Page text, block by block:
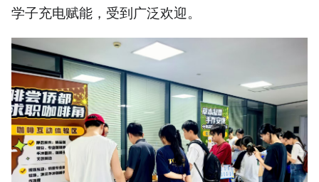
学子充电赋能，受到广泛欢迎。